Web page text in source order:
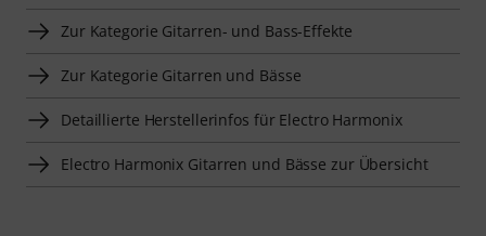
Zur Kategorie Gitarren- und Bass-Effekte
Zur Kategorie Gitarren und Bässe
Detaillierte Herstellerinfos für Electro Harmonix
Electro Harmonix Gitarren und Bässe zur Übersicht